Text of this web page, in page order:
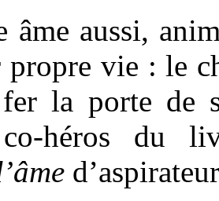
âme aussi,
propre vie : le
la porte de
héros du